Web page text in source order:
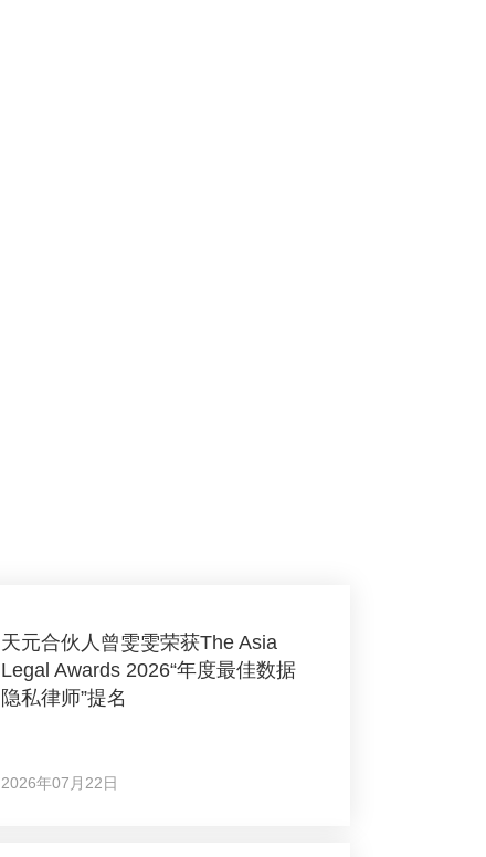
天元合伙人曾雯雯荣获The Asia
Legal Awards 2026“年度最佳数据
隐私律师”提名
2026年07月22日